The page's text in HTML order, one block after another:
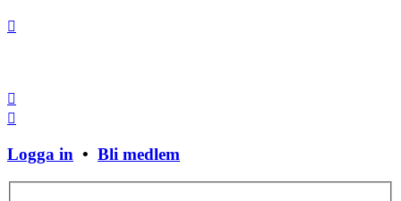
Logga in • Bli medlem